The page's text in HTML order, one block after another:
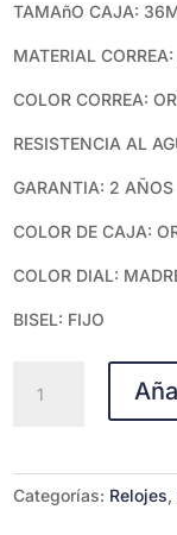
TAMAñO CAJA:
MATERIAL
COLOR CORREA:
RESISTENCIA AL
GARANTIA: 2 AÑOS
COLOR DE CAJA:
COLOR DIAL:
BISEL: FIJO
T1019103315100
Categorías: Relojes,